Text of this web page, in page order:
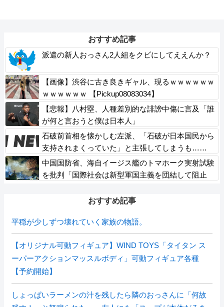
おすすめ記事
派遣の新人おっさん2人組をクビにしてええんか？
【画像】渋谷に古き良きギャル、現るｗｗｗｗｗｗ
ｗｗｗｗｗｗ 【Pickup08083034】
【悲報】八村塁、人種差別的な誹謗中傷に言及「誰
が何と言おうと僕は日本人」
石破前首相を懐かしむ左派、「石破が日本国民から
支持されまくっていた」と主張してしまうも……
中国国防省、海自イージス艦のトマホーク実射試験
を批判「国際社会は新型軍国主義を団結して阻止
おすすめ記事
平穏が少しずつ壊れていく家族の物語。
【オリジナル可動フィギュア】WIND TOYS「タイタン ス
ーパーアクションマッスルボディ」可動フィギュア各種
【予約開始】
しょっぱいラーメンの汁を残したら隣のおっさんに「何故